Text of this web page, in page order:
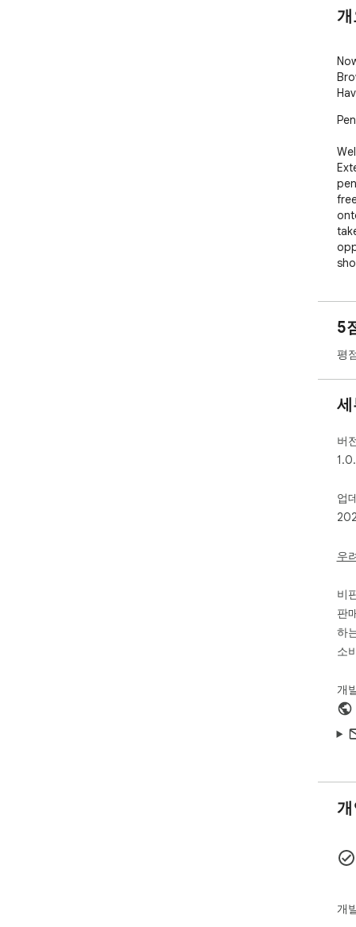
5
평
버
업
우
개
비
판
하
소
개